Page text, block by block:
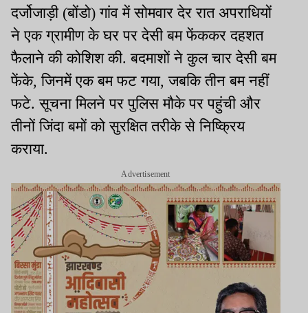
दर्जोजाड़ी (बोंडो) गांव में सोमवार देर रात अपराधियों
ने एक ग्रामीण के घर पर देसी बम फेंककर दहशत
फैलाने की कोशिश की. बदमाशों ने कुल चार देसी बम
फेंके, जिनमें एक बम फट गया, जबकि तीन बम नहीं
फटे. सूचना मिलने पर पुलिस मौके पर पहुंची और
तीनों जिंदा बमों को सुरक्षित तरीके से निष्क्रिय
कराया.
Advertisement